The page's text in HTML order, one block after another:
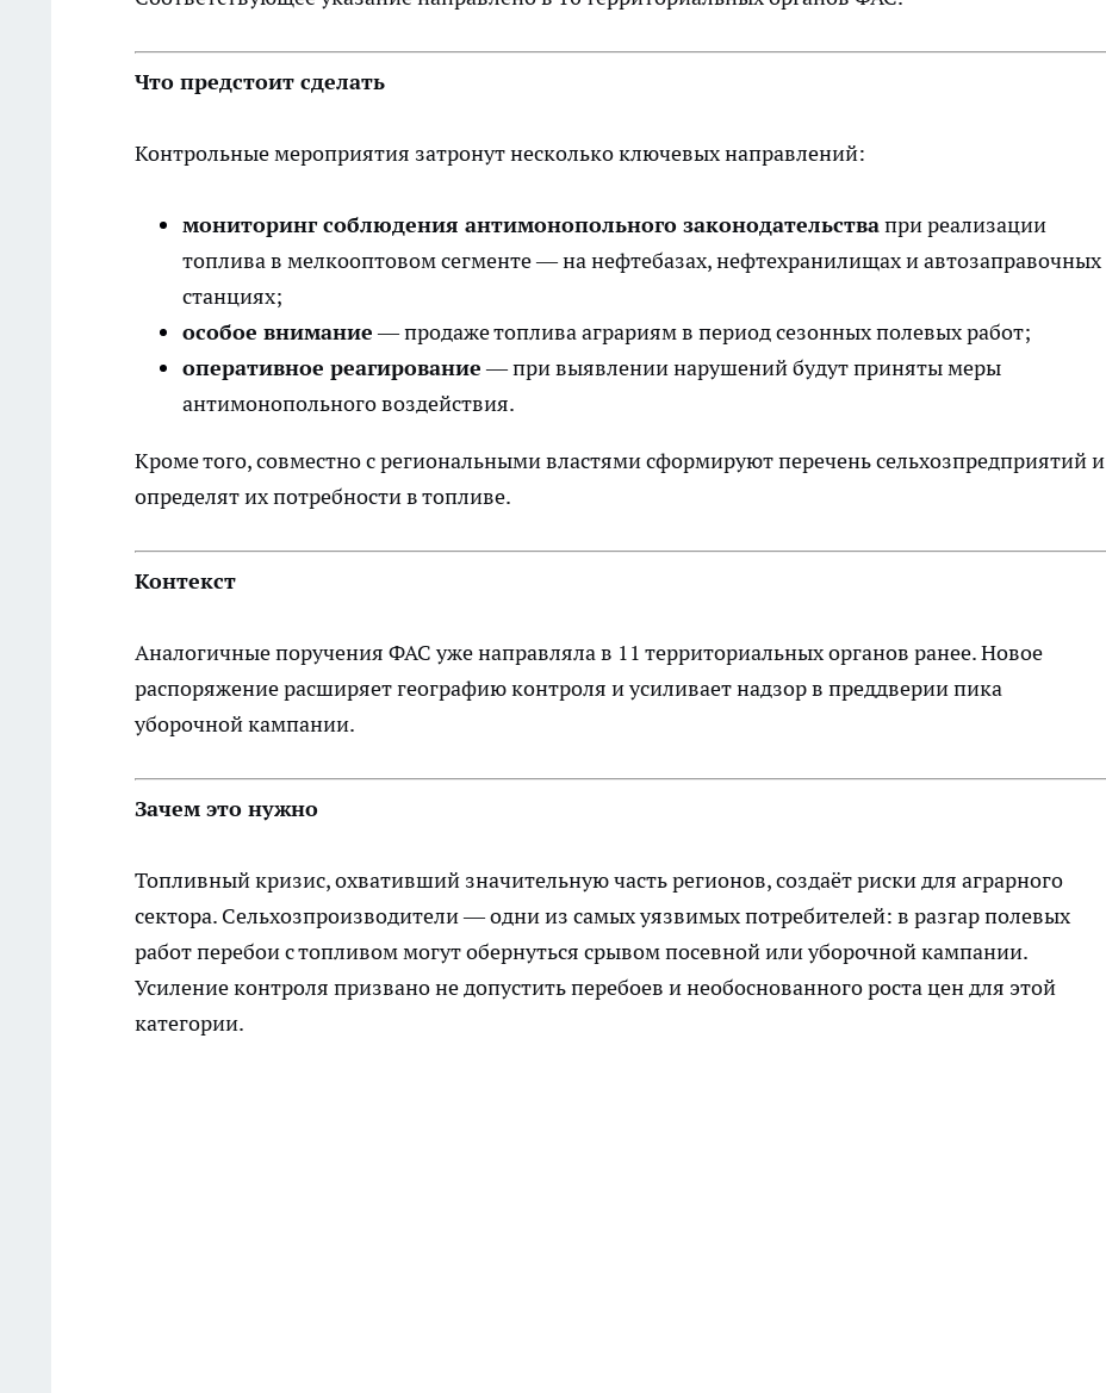
Что предстоит сделать
Контрольные мероприятия затронут несколько ключевых направлений:
мониторинг соблюдения антимонопольного законодательствапри реализации
топлива в мелкооптовом сегменте — на нефтебазах, нефтехранилищах и автозаправочных
станциях;
особое внимание— продаже топлива аграриям в период сезонных полевых работ;
оперативное реагирование— при выявлении нарушений будут приняты меры
антимонопольного воздействия.
Кроме того, совместно с региональными властями сформируют перечень сельхозпредприятий и
определят их потребности в топливе.
Контекст
Аналогичные поручения ФАС уже направляла в 11 территориальных органов ранее. Новое
распоряжение расширяет географию контроля и усиливает надзор в преддверии пика
уборочной кампании.
Зачем это нужно
Топливный кризис, охвативший значительную часть регионов, создаёт риски для аграрного
сектора. Сельхозпроизводители — одни из самых уязвимых потребителей: в разгар полевых
работ перебои с топливом могут обернуться срывом посевной или уборочной кампании.
Усиление контроля призвано не допустить перебоев и необоснованного роста цен для этой
категории.